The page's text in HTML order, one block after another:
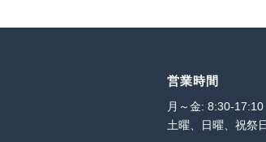
営業時間
月～金: 8:30-17:10
土曜、日曜、祝祭